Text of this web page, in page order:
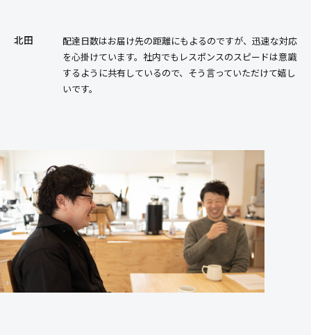
北田
配達日数はお届け先の距離にもよるのですが、迅速な対応
を心掛けています。社内でもレスポンスのスピードは意識
するように共有しているので、そう言っていただけて嬉し
いです。